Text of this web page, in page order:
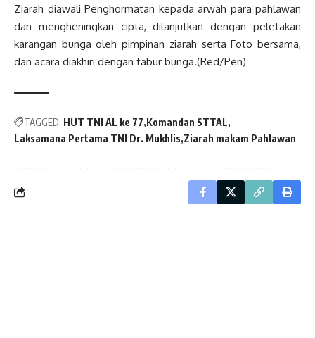
Ziarah diawali Penghormatan kepada arwah para pahlawan
dan mengheningkan cipta, dilanjutkan dengan peletakan
karangan bunga oleh pimpinan ziarah serta Foto bersama,
dan acara diakhiri dengan tabur bunga.(Red/Pen)
TAGGED: HUT TNI AL ke 77 Komandan STTAL
Laksamana Pertama TNI Dr. Mukhlis Ziarah makam Pahlawan